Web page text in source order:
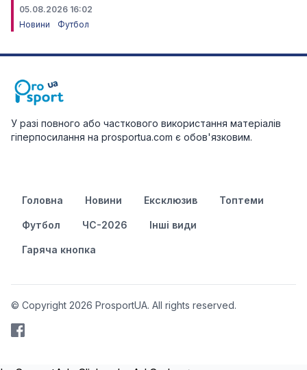
05.08.2026 16:02
Новини
Футбол
У разі повного або часткового використання матеріалів
гіперпосилання на prosportua.com є обов'язковим.
Головна Новини Ексклюзив Топтеми
Футбол ЧС-2026 Інші види
Гаряча кнопка
© Copyright 2026 ProsportUA. All rights reserved.